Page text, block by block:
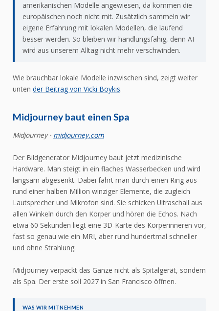
amerikanischen Modelle angewiesen, da kommen die
europäischen noch nicht mit. Zusätzlich sammeln wir
eigene Erfahrung mit lokalen Modellen, die laufend
besser werden. So bleiben wir handlungsfähig, denn AI
wird aus unserem Alltag nicht mehr verschwinden.
Wie brauchbar lokale Modelle inzwischen sind, zeigt weiter
unten der Beitrag von Vicki Boykis.
Midjourney baut einen Spa
Midjourney · midjourney.com
Der Bildgenerator Midjourney baut jetzt medizinische
Hardware. Man steigt in ein flaches Wasserbecken und wird
langsam abgesenkt. Dabei fährt man durch einen Ring aus
rund einer halben Million winziger Elemente, die zugleich
Lautsprecher und Mikrofon sind. Sie schicken Ultraschall aus
allen Winkeln durch den Körper und hören die Echos. Nach
etwa 60 Sekunden liegt eine 3D-Karte des Körperinneren vor,
fast so genau wie ein MRI, aber rund hundertmal schneller
und ohne Strahlung.
Midjourney verpackt das Ganze nicht als Spitalgerät, sondern
als Spa. Der erste soll 2027 in San Francisco öffnen.
WAS WIR MITNEHMEN